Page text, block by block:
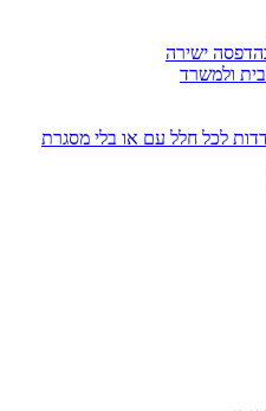
ישירה
ולמשרד
לכל חלל עם או בלי מסגרת